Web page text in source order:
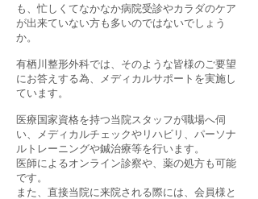
も、忙しくてなかなか病院受診やカラダのケア
が出来ていない方も多いのではないでしょう
か。
有栖川整形外科では、そのような皆様のご要望
にお答えする為、メディカルサポートを実施し
ています。
医療国家資格を持つ当院スタッフが職場へ伺
い、メディカルチェックやリハビリ、パーソナ
ルトレーニングや鍼治療等を行います。
医師によるオンライン診察や、薬の処方も可能
です。
また、直接当院に来院される際には、会員様と